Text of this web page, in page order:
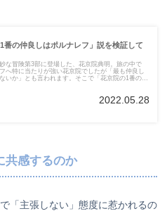
1番の仲良しはポルナレフ」説を検証して
な冒険第3部に登場した、花京院典明。旅の中で
へ特に当たりが強い花京院でしたが「最も仲良し
いか」とも言われます。そこで「花京院の1番の仲
2022.05.28
共感するのか
「主張しない」態度に惹かれるの